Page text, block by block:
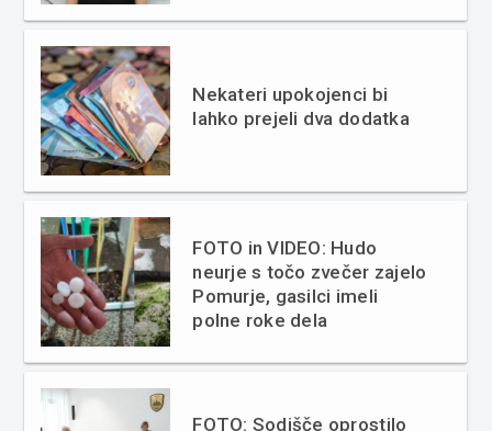
Nekateri upokojenci bi
lahko prejeli dva dodatka
FOTO in VIDEO: Hudo
neurje s točo zvečer zajelo
Pomurje, gasilci imeli
polne roke dela
FOTO: Sodišče oprostilo